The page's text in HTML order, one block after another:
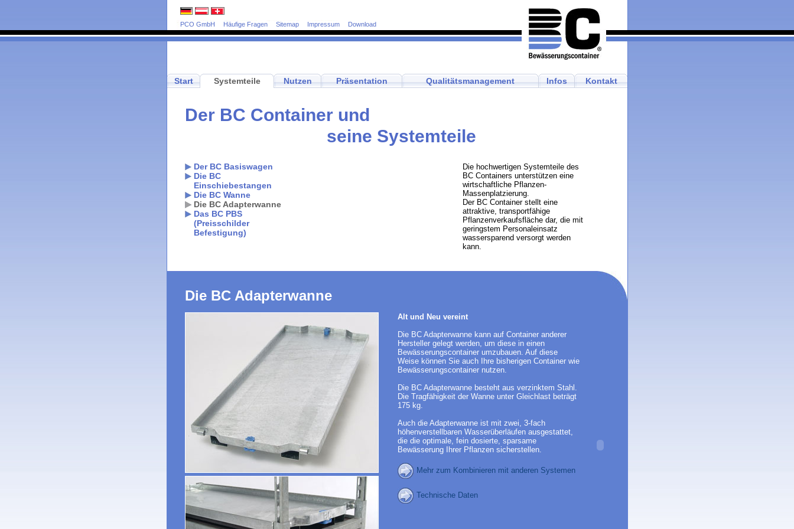
PCO GmbH Häufige Fragen Sitemap Impressum Download
Start Systemteile Nutzen Präsentation Qualitätsmanagement Infos Kontakt
Der BC Container und
seine Systemteile
Der BC Basiswagen
Die BC
Einschiebestangen
Die BC Wanne
Die BC Adapterwanne
Das BC PBS
(Preisschilder
Befestigung)
Die hochwertigen Systemteile des
BC Containers unterstützen eine
wirtschaftliche Pflanzen-
Massenplatzierung.
Der BC Container stellt eine
attraktive, transportfähige
Pflanzenverkaufsfläche dar, die mit
geringstem Personaleinsatz
wassersparend versorgt werden
kann.
Die BC Adapterwanne
Alt und Neu vereint
Die BC Adapterwanne kann auf Container anderer
Hersteller gelegt werden, um diese in einen
Bewässerungscontainer umzubauen. Auf diese
Weise können Sie auch Ihre bisherigen Container wie
Bewässerungscontainer nutzen.
Die BC Adapterwanne besteht aus verzinktem Stahl.
Die Tragfähigkeit der Wanne unter Gleichlast beträgt
175 kg.
Auch die Adapterwanne ist mit zwei, 3-fach
höhenverstellbaren Wasserüberläufen ausgestattet,
die die optimale, fein dosierte, sparsame
Bewässerung Ihrer Pflanzen sicherstellen.
Mehr zum Kombinieren mit anderen Systemen
Technische Daten